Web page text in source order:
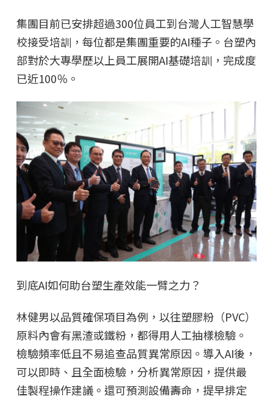
集團目前已安排超過300位員工到台灣人工智慧學
校接受培訓，每位都是集團重要的AI種子。台塑內
部對於大專學歷以上員工展開AI基礎培訓，完成度
已近100％。
到底AI如何助台塑生產效能一臂之力？
林健男以品質確保項目為例，以往塑膠粉（PVC）
原料內會有黑渣或鐵粉，都得用人工抽樣檢驗。
檢驗頻率低且不易追查品質異常原因。導入AI後，
可以即時、且全面檢驗，分析異常原因，提供最
佳製程操作建議。還可預測設備壽命，提早排定